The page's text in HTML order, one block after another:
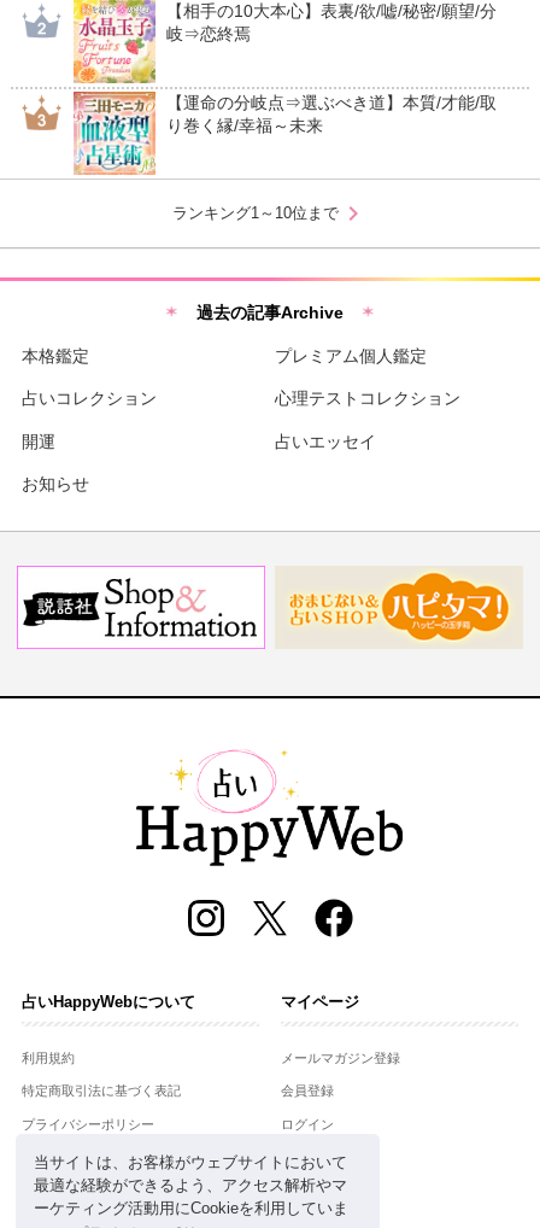
当サイトは、お客様がウェブサイトにおいて
最適な経験ができるよう、アクセス解析やマ
ーケティング活動用にCookieを利用していま
【相手の10大本心】表裏/欲/嘘/秘密/願望/分
岐⇒恋終焉
【運命の分岐点⇒選ぶべき道】本質/才能/取
り巻く縁/幸福～未来
ランキング1～10位まで chevron_right
過去の記事Archive
本格鑑定 プレミアム個人鑑定
占いコレクション 心理テストコレクション
開運 占いエッセイ
お知らせ
占いHappyWebについて
利用規約
特定商取引法に基づく表記
プライバシーポリシー
運営会社
お問合せ
マイページ
メールマガジン登録
会員登録
ログイン